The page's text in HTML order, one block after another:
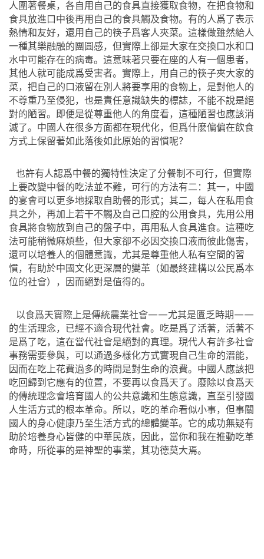
人圍著餐桌，各自用自己的食具直接獲取食物，在把食物和
食具放進口中後再用自己的食具觸及食物。有的人爲了表示
熱情和友好，還用自己的筷子爲客人夾菜。這樣做雖然給人
一種其樂融融的團圓感，但實際上卻是大家在交換口水和口
水中可能存在的病毒。這意味著只要在座的人有一個患者，
其他人就可能成爲受害者。實際上，用自己的筷子夾大家的
菜，把自己的口液留在別人將要享用的食物上，是對他人的
不尊重乃至侵犯，也是責任意識缺失的標誌，不能不說是絕
對的陋習。即便是從尊重他人的角度看，這種陋習也應該消
滅了。中國人在很多方面都在現代化，但爲什麽偏偏在飲食
方式上保留著如此落後如此原始的習慣呢？
也許有人認爲中餐的獨特性決定了分餐制不可行，但實際
上要改變中餐的吃法並不難，可行的方法有二：其一，中國
的宴會可以更多地採取自助餐的形式；其二，每人在私用食
具之外，再加上若干不觸及自己口腔的公用食具，先用公用
食具將食物放到自己的盤子中，再用私人食具進食。這種吃
法可能稍微麻煩些，但大家卻不必因交換口液而彼此傷害，
還可以培養人的個體意識，尤其是尊重他人私有空間的習
慣，有助於中國文化更深層的變革（如最終建構以公民爲本
位的社會），因而絕對是值得的。
以食爲天實際上是傳統農業社會——尤其是匱乏時期——
的生活理念，已經不適合現代社會。吃是爲了活著，活著不
是爲了吃，這在當代社會是絕對的真理。現代人有許多社會
事務需要參與，可以通過多樣化方式實現自己生命的潛能，
因而在吃上花費過多的時間是對生命的浪費。中國人應該把
吃回歸到它應有的位置，不要再以食爲天了。廢除以食爲天
的傳統理念會培育國人的公共意識和生態意識，直至引發國
人生活方式的根本革命。所以，吃的革命看似小事，但事關
國人的身心健康乃至生活方式的總體變革。它的成功無疑有
助於培養身心皆健的中華民族，因此，當你和我在推動吃革
命時，所從事的是神聖的事業，其功德莫大焉。